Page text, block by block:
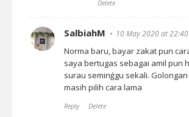
Delete
SalbiahM 10 May 2020 at 22:40
Norma baru, bayar zakat pun
saya bertugas sebagai amil pun
surau seminģgu sekali.
masih pilih cara lama
Reply Delete